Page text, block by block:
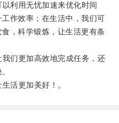
利用无忧加速来优化时间
作效率；在生活中，我们可
，科学锻炼，让生活更有条
们更加高效地完成任务，还
活更加美好！。